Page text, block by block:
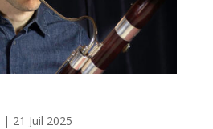
| 21 Juil 2025